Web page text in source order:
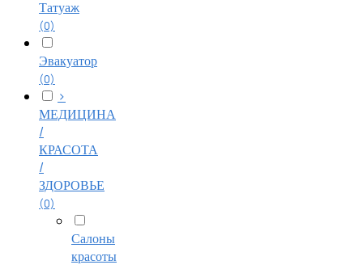
Татуаж
(0)
Эвакуатор
(0)
>
МЕДИЦИНА
/
КРАСОТА
/
ЗДОРОВЬЕ
(0)
Салоны
красоты